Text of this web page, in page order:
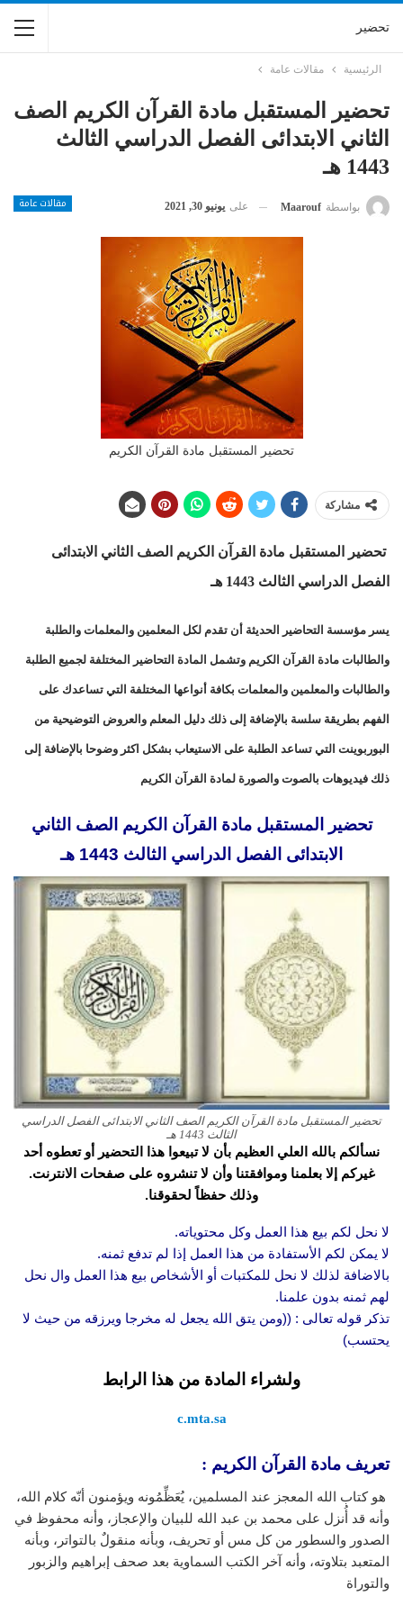
تحضير
الرئيسية مقالات عامة
تحضير المستقبل مادة القرآن الكريم الصف
الثاني الابتدائى الفصل الدراسي الثالث
1443 هـ
مقالات عامة بواسطة Maarouf على يونيو 30, 2021
تحضير المستقبل مادة القرآن الكريم
مشاركة
تحضير المستقبل مادة القرآن الكريم الصف الثاني الابتدائى
الفصل الدراسي الثالث 1443 هـ
يسر مؤسسة التحاضير الحديثة أن تقدم لكل المعلمين والمعلمات والطلبة
والطالبات مادة القرآن الكريم وتشمل المادة التحاضير المختلفة لجميع الطلبة
والطالبات والمعلمين والمعلمات بكافة أنواعها المختلفة التي تساعدك على
الفهم بطريقة سلسة بالإضافة إلى ذلك دليل المعلم والعروض التوضيحية من
البوربوينت التي تساعد الطلبة على الاستيعاب بشكل اكثر وضوحا بالإضافة إلى
ذلك فيديوهات بالصوت والصورة لمادة القرآن الكريم
تحضير المستقبل مادة القرآن الكريم الصف الثاني
الابتدائى الفصل الدراسي الثالث 1443 هـ
تحضير المستقبل مادة القرآن الكريم الصف الثاني الابتدائى الفصل الدراسي
الثالث 1443 هـ
نسألكم بالله العلي العظيم بأن لا تبيعوا هذا التحضير أو تعطوه أحد
غيركم إلا بعلمنا وموافقتنا وأن لا تنشروه على صفحات الانترنت.
وذلك حفظاً لحقوقنا.
لا نحل لكم بيع هذا العمل وكل محتوياته.
لا يمكن لكم الأستفادة من هذا العمل إذا لم تدفع ثمنه.
بالاضافة لذلك لا نحل للمكتبات أو الأشخاص بيع هذا العمل وال نحل
لهم ثمنه بدون علمنا.
تذكر قوله تعالى : ((ومن يتق الله يجعل له مخرجا ويرزقه من حيث لا
يحتسب)
ولشراء المادة من هذا الرابط
c.mta.sa
تعريف مادة القرآن الكريم :
هو كتاب الله المعجز عند المسلمين، يُعَظِّمُونه ويؤمنون أنّه كلام الله،
وأنه قد أُنزل على محمد بن عبد الله للبيان والإعجاز، وأنه محفوظ في
الصدور والسطور من كل مس أو تحريف، وبأنه منقولٌ بالتواتر، وبأنه
المتعبد بتلاوته، وأنه آخر الكتب السماوية بعد صحف إبراهيم والزبور
والتوراة